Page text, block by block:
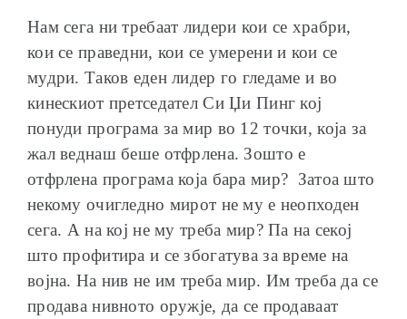
Нам сега ни требаат лидери кои се храбри,
кои се праведни, кои се умерени и кои се
мудри. Таков еден лидер го гледаме и во
кинескиот претседател Си Џи Пинг кој
понуди програма за мир во 12 точки, која за
жал веднаш беше отфрлена. Зошто е
отфрлена програма која бара мир? Затоа што
некому очигледно мирот не му е неопходен
сега. А на кој не му треба мир? Па на секој
што профитира и се збогатува за време на
војна. На нив не им треба мир. Им треба да се
продава нивното оружје, да се продаваат